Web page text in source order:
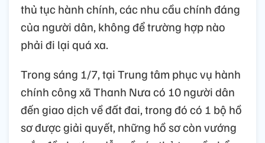
thủ tục hành chính, các nhu cầu chính đáng
của người dân, không để trường hợp nào
phải đi lại quá xa.
Trong sáng 1/7, tại Trung tâm phục vụ hành
chính công xã Thanh Nưa có 10 người dân
đến giao dịch về đất đai, trong đó có 1 bộ hồ
sơ được giải quyết, những hồ sơ còn vướng